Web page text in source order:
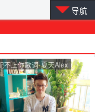
导航
不上你歌词-夏天Alex